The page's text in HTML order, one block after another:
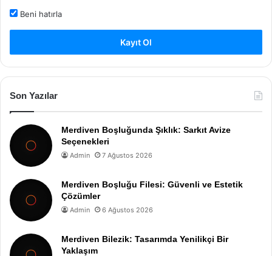
Beni hatırla
Kayıt Ol
Son Yazılar
Merdiven Boşluğunda Şıklık: Sarkıt Avize
Seçenekleri
Admin 7 Ağustos 2026
Merdiven Boşluğu Filesi: Güvenli ve Estetik
Çözümler
Admin 6 Ağustos 2026
Merdiven Bilezik: Tasarımda Yenilikçi Bir
Yaklaşım